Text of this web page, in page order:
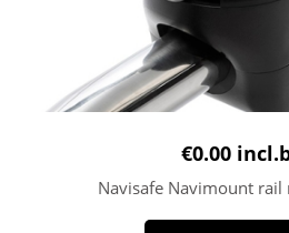
€0.00
Navisafe Navimount rail